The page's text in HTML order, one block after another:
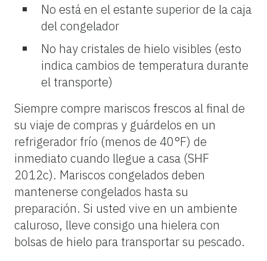
No está en el estante superior de la caja
del congelador
No hay cristales de hielo visibles (esto
indica cambios de temperatura durante
el transporte)
Siempre compre mariscos frescos al final de
su viaje de compras y guárdelos en un
refrigerador frío (menos de 40°F) de
inmediato cuando llegue a casa (SHF
2012c). Mariscos congelados deben
mantenerse congelados hasta su
preparación. Si usted vive en un ambiente
caluroso, lleve consigo una hielera con
bolsas de hielo para transportar su pescado.